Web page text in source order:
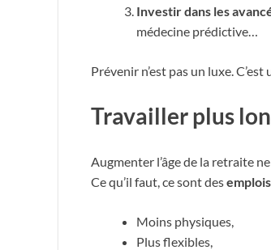
Investir dans les
médecine prédictive…
Prévenir n’est pas un luxe. C’est
Travailler plus
Augmenter l’âge de la retraite
Ce qu’il faut, ce sont des
Moins physiques,
Plus flexibles,